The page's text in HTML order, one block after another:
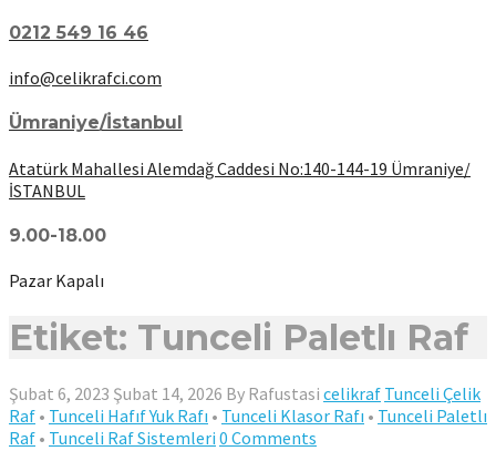
0212 549 16 46
info@celikrafci.com
Ümraniye/İstanbul
Atatürk Mahallesi Alemdağ Caddesi No:140-144-19 Ümraniye/
İSTANBUL
9.00-18.00
Pazar Kapalı
Etiket: Tunceli Paletlı Raf
Şubat 6, 2023 Şubat 14, 2026 By Rafustasi celikraf Tunceli Çelik
Raf • Tunceli Hafıf Yuk Rafı • Tunceli Klasor Rafı • Tunceli Paletlı
Raf • Tunceli Raf Sistemleri 0 Comments